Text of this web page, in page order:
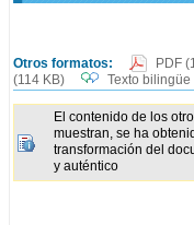
Otros formatos: PDF
(114 KB)
Texto bilingüe
El contenido de los
muestran, se ha
transformación del
y auténtico